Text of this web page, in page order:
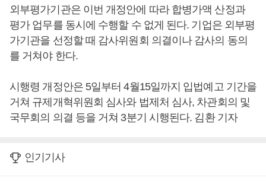
외부평가기관은 이번 개정안에 따라 합병가액 산정과
평가 업무를 동시에 수행할 수 없게 된다. 기업은 외부평
가기관을 선정할 때 감사위원회 의결이나 감사의 동의
를 거쳐야 한다.
시행령 개정안은 5일부터 4월15일까지 입법예고 기간을
거쳐 규제개혁위원회 심사와 법제처 심사, 차관회의 및
국무회의 의결 등을 거쳐 3분기 시행된다. 김환 기자
인기기사